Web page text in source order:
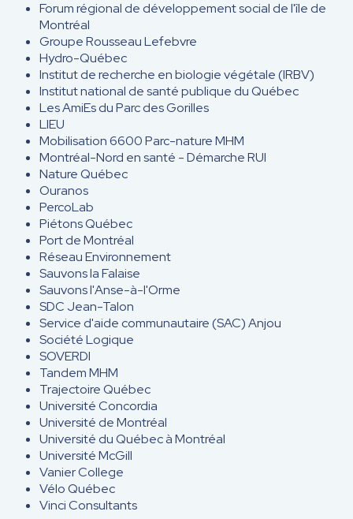
Forum régional de développement social de l'île de
Montréal
Groupe Rousseau Lefebvre
Hydro-Québec
Institut de recherche en biologie végétale (IRBV)
Institut national de santé publique du Québec
Les AmiEs du Parc des Gorilles
LIEU
Mobilisation 6600 Parc-nature MHM
Montréal-Nord en santé - Démarche RUI
Nature Québec
Ouranos
PercoLab
Piétons Québec
Port de Montréal
Réseau Environnement
Sauvons la Falaise
Sauvons l'Anse-à-l'Orme
SDC Jean-Talon
Service d'aide communautaire (SAC) Anjou
Société Logique
SOVERDI
Tandem MHM
Trajectoire Québec
Université Concordia
Université de Montréal
Université du Québec à Montréal
Université McGill
Vanier College
Vélo Québec
Vinci Consultants